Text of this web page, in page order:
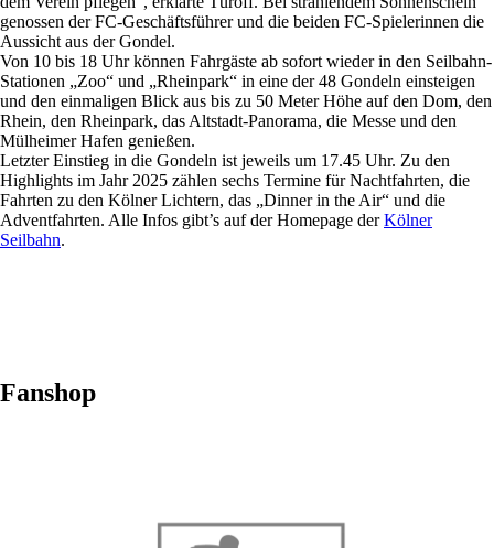
genossen der FC-Geschäftsführer und die beiden FC-Spielerinnen die
Aussicht aus der Gondel.
Von 10 bis 18 Uhr können Fahrgäste ab sofort wieder in den Seilbahn-
Stationen „Zoo“ und „Rheinpark“ in eine der 48 Gondeln einsteigen
und den einmaligen Blick aus bis zu 50 Meter Höhe auf den Dom, den
Rhein, den Rheinpark, das Altstadt-Panorama, die Messe und den
Mülheimer Hafen genießen.
Letzter Einstieg in die Gondeln ist jeweils um 17.45 Uhr. Zu den
Highlights im Jahr 2025 zählen sechs Termine für Nachtfahrten, die
Fahrten zu den Kölner Lichtern, das „Dinner in the Air“ und die
Adventfahrten. Alle Infos gibt’s auf der Homepage derKölner
Seilbahn.
Fanshop